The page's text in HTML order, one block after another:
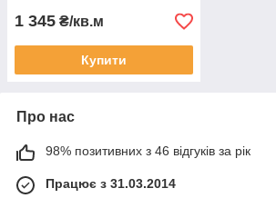
1 345 ₴/кв.м
Купити
Про нас
98% позитивних з 46 відгуків за рік
Працює з 31.03.2014